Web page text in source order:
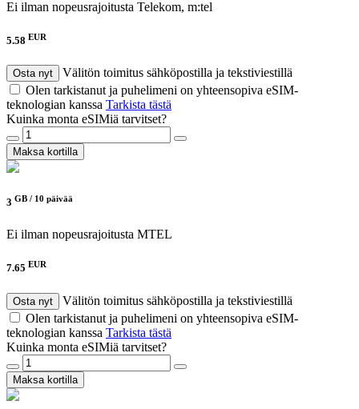
Ei ilman nopeusrajoitusta Telekom, m:tel
5.58 EUR
Osta nyt
Välitön toimitus sähköpostilla ja tekstiviestillä
Olen tarkistanut ja puhelimeni on yhteensopiva eSIM-
teknologian kanssa Tarkista tästä
Kuinka monta eSIMiä tarvitset?
Maksa kortilla
3 GB / 10 päivää
Ei ilman nopeusrajoitusta MTEL
7.65 EUR
Osta nyt
Välitön toimitus sähköpostilla ja tekstiviestillä
Olen tarkistanut ja puhelimeni on yhteensopiva eSIM-
teknologian kanssa Tarkista tästä
Kuinka monta eSIMiä tarvitset?
Maksa kortilla